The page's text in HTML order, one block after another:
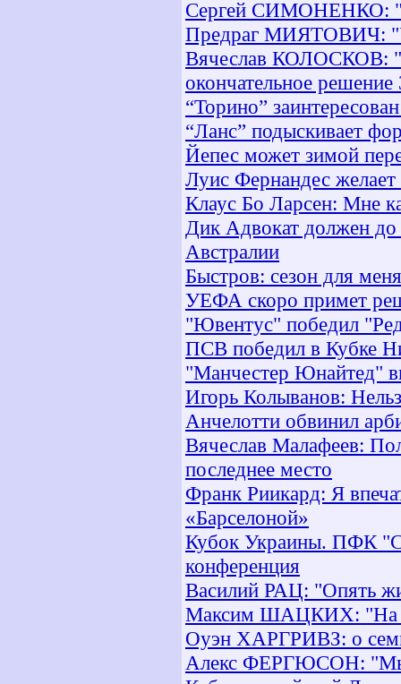
Сергей СИМОНЕНКО:
Предраг МИЯТОВИЧ:
Вячеслав КОЛОСКОВ:
окончательное
“Торино”
“Ланс” подыскивает
Йепес может зимой
Луис Фернандес
Клаус Бо Ларсен: Мне
Дик Адвокат должен до
Австралии
Быстров: сезон для
УЕФА скоро примет
"Ювентус" победил
ПСВ победил в Кубке
"Манчестер Юнайтед"
Игорь Колыванов:
Анчелотти обвинил
Вячеслав Малафеев:
последнее место
Франк Риикард: Я
«Барселоной»
Кубок Украины. ПФК
конференция
Василий РАЦ: "Опять
Максим ШАЦКИХ: "На
Оуэн ХАРГРИВЗ: о
Алекс ФЕРГЮСОН: "Мы